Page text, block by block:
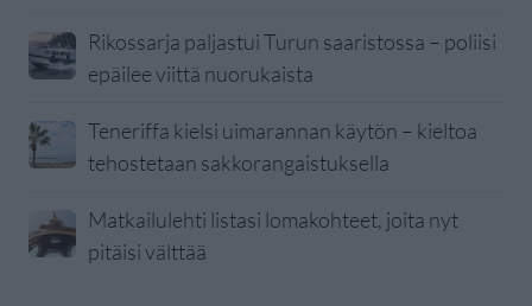
Rikossarja paljastui Turun saaristossa – poliisi
epäilee viittä nuorukaista
Teneriffa kielsi uimarannan käytön – kieltoa
tehostetaan sakkorangaistuksella
Matkailulehti listasi lomakohteet, joita nyt
pitäisi välttää